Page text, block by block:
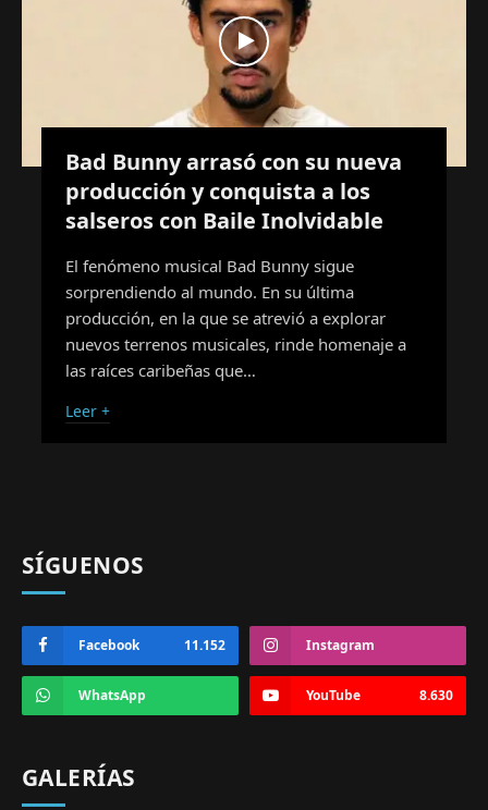
Bad Bunny arrasó con su nueva
producción y conquista a los
salseros con Baile Inolvidable
El fenómeno musical Bad Bunny sigue
sorprendiendo al mundo. En su última
producción, en la que se atrevió a explorar
nuevos terrenos musicales, rinde homenaje a
las raíces caribeñas que…
Leer +
SÍGUENOS
Facebook 11.152 Instagram
WhatsApp YouTube 8.630
GALERÍAS